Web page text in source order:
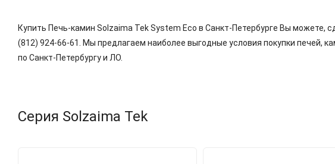
Купить Печь-камин Solzaima Tek System Eco в Санкт-Петербурге Вы можете,
(812) 924-66-61. Мы предлагаем наиболее выгодные условия покупки печей,
по Санкт-Петербургу и ЛО.
Серия Solzaima Tek